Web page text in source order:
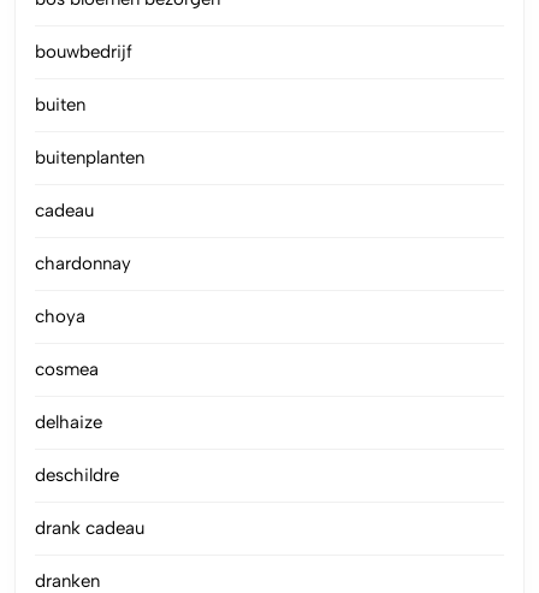
bouwbedrijf
buiten
buitenplanten
cadeau
chardonnay
choya
cosmea
delhaize
deschildre
drank cadeau
dranken